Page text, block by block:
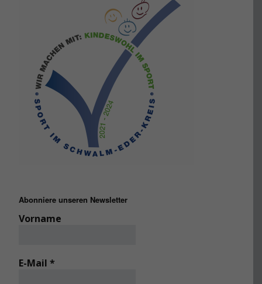
Abonniere unseren Newsletter
Vorname
E-Mail *